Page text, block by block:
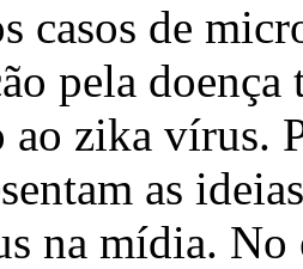
casos de
pela
ao zika vírus.
as
na mídia. No